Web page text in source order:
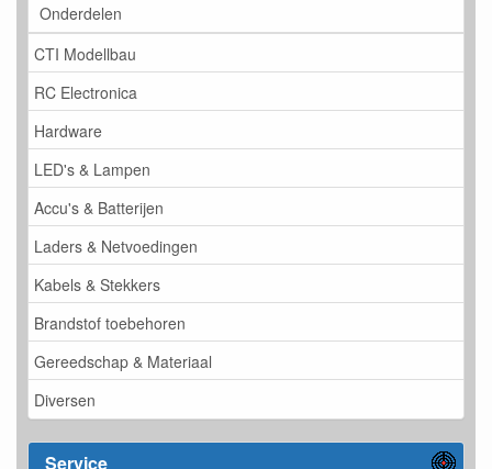
Onderdelen
CTI Modellbau
RC Electronica
Hardware
LED's & Lampen
Accu's & Batterijen
Laders & Netvoedingen
Kabels & Stekkers
Brandstof toebehoren
Gereedschap & Materiaal
Diversen
Service